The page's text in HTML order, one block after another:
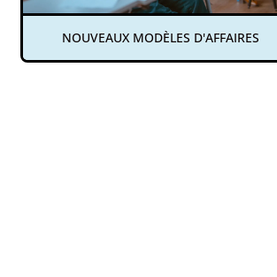
NOUVEAUX MODÈLES D'AFFAIRES